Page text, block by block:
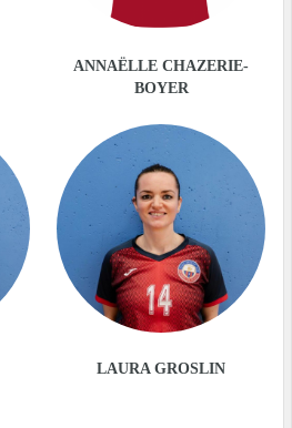
ANNAËLLE CHAZERIE-
BOYER
LAURA GROSLIN